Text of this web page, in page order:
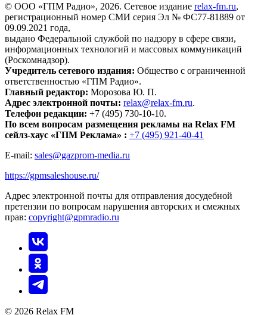
© ООО «ГПМ Радио», 2026. Сетевое издание relax-fm.ru,
регистрационный номер СМИ серия Эл № ФС77-81889 от
09.09.2021 года,
выдано Федеральной службой по надзору в сфере связи,
информационных технологий и массовых коммуникаций
(Роскомнадзор).
Учредитель сетевого издания: Общество с ограниченной
ответственностью «ГПМ Радио».
Главный редактор: Морозова Ю. П.
Адрес электронной почты: relax@relax-fm.ru.
Телефон редакции: +7 (495) 730-10-10.
По всем вопросам размещения рекламы на Relax FM
сейлз-хаус «ГПМ Реклама» : +7 (495) 921-40-41
E-mail: sales@gazprom-media.ru
https://gpmsaleshouse.ru/
Адрес электронной почты для отправления досудебной
претензии по вопросам нарушения авторских и смежных
прав: copyright@gpmradio.ru
© 2026 Relax FM